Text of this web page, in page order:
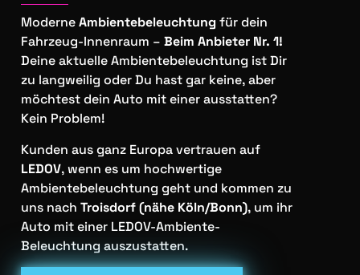
ModerneAmbientebeleuchtung für dein
Fahrzeug-Innenraum – Beim Anbieter Nr. 1!
Deine aktuelle Ambientebeleuchtung ist Dir
zu langweilig oder Du hast gar keine, aber
möchtest dein Auto mit einer ausstatten?
Kein Problem!
Kunden aus ganz Europa vertrauen auf
LEDOV, wenn es um hochwertige
Ambientebeleuchtung geht und kommen zu
uns nach Troisdorf (nähe Köln/Bonn), um ihr
Auto mit einer LEDOV-Ambiente-
Beleuchtung auszustatten.